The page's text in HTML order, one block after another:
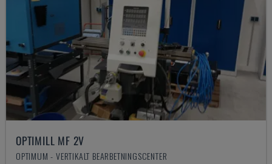
OPTIMILL MF 2V
OPTIMUM - VERTIKALT BEARBETNINGSCENTER